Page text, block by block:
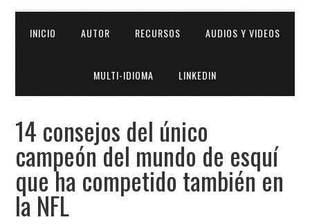
INICIO AUTOR RECURSOS AUDIOS Y VIDEOS
MULTI-IDIOMA LINKEDIN
14 consejos del único
campeón del mundo de esquí
que ha competido también en
la NFL